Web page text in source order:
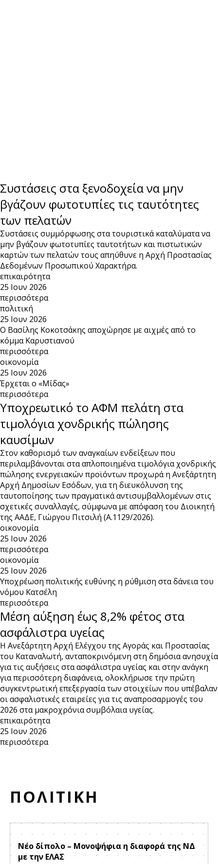
Συστάσεις στα ξενοδοχεία να μην
βγάζουν φωτοτυπίες τις ταυτότητες
των πελατών
Συστάσεις συμμόρφωσης στα τουριστικά καταλύματα να
μην βγάζουν φωτοτυπίες ταυτοτήτων και πιστωτικών
καρτών των πελατών τους απηύθυνε η Αρχή Προστασίας
Δεδομένων Προσωπικού Χαρακτήρα.
επικαιρότητα
25 Ιουν 2026
περισσότερα
πολιτική
25 Ιουν 2026
Ο Βασίλης Κοκοτσάκης αποχώρησε με αιχμές από το
κόμμα Καρυστιανού
περισσότερα
οικονομία
25 Ιουν 2026
Έρχεται ο «Μίδας»
περισσότερα
Υποχρεωτικό το ΑΦΜ πελάτη στα
τιμολόγια χονδρικής πώλησης
καυσίμων
Στον καθορισμό των αναγκαίων ενδείξεων που
περιλαμβάνονται στα απλοποιημένα τιμολόγια χονδρικής
πώλησης ενεργειακών προϊόντων προχωρά η Ανεξάρτητη
Αρχή Δημοσίων Εσόδων, για τη διευκόλυνση της
ταυτοποίησης των πραγματικά αντισυμβαλλομένων στις
σχετικές συναλλαγές, σύμφωνα με απόφαση του Διοικητή
της ΑΑΔΕ, Γιώργου Πιτσιλή (Α.1129/2026).
οικονομία
25 Ιουν 2026
περισσότερα
οικονομία
25 Ιουν 2026
Υποχρέωση πολιτικής ευθύνης η ρύθμιση στα δάνεια του
νόμου Κατσέλη
περισσότερα
Μέση αύξηση έως 8,2% φέτος στα
ασφάλιστρα υγείας
Η Ανεξάρτητη Αρχή Ελέγχου της Αγοράς και Προστασίας
του Καταναλωτή, ανταποκρινόμενη στη δημόσια ανησυχία
για τις αυξήσεις στα ασφάλιστρα υγείας και στην ανάγκη
για περισσότερη διαφάνεια, ολοκλήρωσε την πρώτη
συγκεντρωτική επεξεργασία των στοιχείων που υπέβαλαν
οι ασφαλιστικές εταιρείες για τις αναπροσαρμογές του
2026 στα μακροχρόνια συμβόλαια υγείας.
επικαιρότητα
25 Ιουν 2026
περισσότερα
ΠΟΛΙΤΙΚΗ
Νέο δίπολο – Μονοψήφια η διαφορά της ΝΔ
με την ΕΛΑΣ